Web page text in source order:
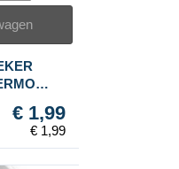
€ 1,99
€ 1,99